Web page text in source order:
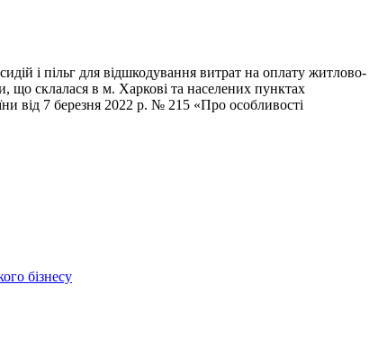
і пільг для відшкодування витрат на оплату житлово-
що склалася в м. Харкові та населених пунктах
від 7 березня 2022 р. № 215 «Про особливості
бізнесу